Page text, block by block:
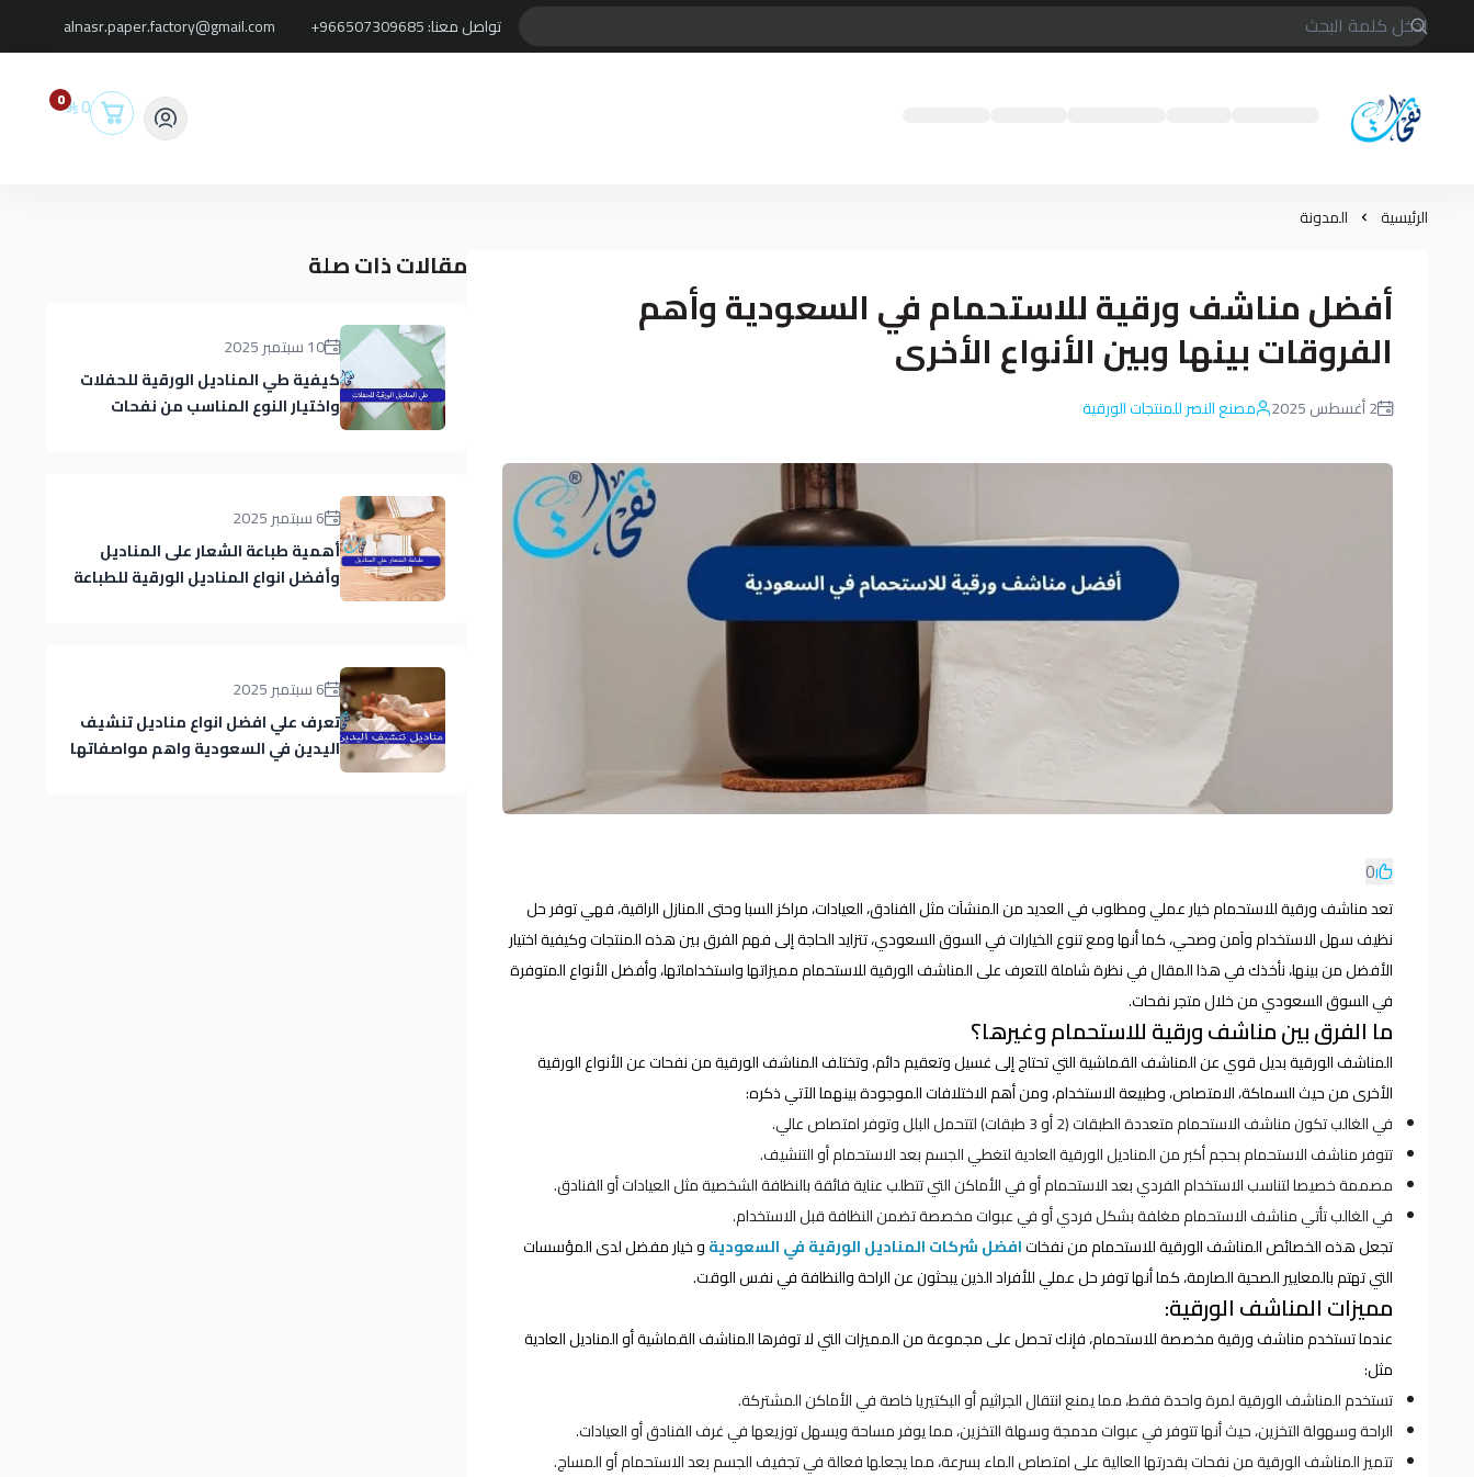
تواصل معنا:+966507309685
alnasr.paper.factory@gmail.com
متجر مناديل نفحات
0 0
الرئيسية المدونة
أفضل مناشف ورقية للاستحمام في السعودية وأهم
الفروقات بينها وبين الأنواع الأخرى
2 أغسطس 2025 مصنع النصر للمنتجات الورقية
0
تعد مناشف ورقية للاستحمام خيار عملي ومطلوب في العديد من المنشآت مثل الفنادق، العيادات، مراكز السبا وحتى المنازل الراقية، فهي توفر حل
نظيف سهل الاستخدام وآمن وصحي، كما أنها ومع تنوع الخيارات في السوق السعودي، تتزايد الحاجة إلى فهم الفرق بين هذه المنتجات وكيفية اختيار
الأفضل من بينها، نأخذك في هذا المقال في نظرة شاملة للتعرف على المناشف الورقية للاستحمام مميزاتها واستخداماتها، وأفضل الأنواع المتوفرة
في السوق السعودي من خلال متجر نفحات.
ما الفرق بين مناشف ورقية للاستحمام وغيرها؟
المناشف الورقية بديل قوي عن المناشف القماشية التي تحتاج إلى غسيل وتعقيم دائم، وتختلف المناشف الورقية من نفحات عن الأنواع الورقية
الأخرى من حيث السماكة، الامتصاص، وطبيعة الاستخدام، ومن أهم الاختلافات الموجودة بينهما الآتي ذكره:
في الغالب تكون مناشف الاستحمام متعددة الطبقات (2 أو 3 طبقات) لتتحمل البلل وتوفر امتصاص عالي.
تتوفر مناشف الاستحمام بحجم أكبر من المناديل الورقية العادية لتغطي الجسم بعد الاستحمام أو التنشيف.
مصممة خصيصا لتناسب الاستخدام الفردي بعد الاستحمام أو في الأماكن التي تتطلب عناية فائقة بالنظافة الشخصية مثل العيادات أو الفنادق.
في الغالب تأتي مناشف الاستحمام مغلفة بشكل فردي أو في عبوات مخصصة تضمن النظافة قبل الاستخدام.
تجعل هذه الخصائص المناشف الورقية للاستحمام من نفخاتافضل شركات المناديل الورقية في السعوديةو خيار مفضل لدى المؤسسات
التي تهتم بالمعايير الصحية الصارمة، كما أنها توفر حل عملي للأفراد الذين يبحثون عن الراحة والنظافة في نفس الوقت.
مميزات المناشف الورقية:
عندما تستخدم مناشف ورقية مخصصة للاستحمام، فإنك تحصل على مجموعة من المميزات التي لا توفرها المناشف القماشية أو المناديل العادية
مثل:
تستخدم المناشف الورقية لمرة واحدة فقط، مما يمنع انتقال الجراثيم أو البكتيريا خاصة في الأماكن المشتركة.
الراحة وسهولة التخزين، حيث أنها تتوفر في عبوات مدمجة وسهلة التخزين، مما يوفر مساحة ويسهل توزيعها في غرف الفنادق أو العيادات.
تتميز المناشف الورقية من نفحات بقدرتها العالية على امتصاص الماء بسرعة، مما يجعلها فعالة في تجفيف الجسم بعد الاستحمام أو المساج.
مقالات ذات صلة
10 سبتمبر 2025
كيفية طي المناديل الورقية للحفلات
واختيار النوع المناسب من نفحات
6 سبتمبر 2025
أهمية طباعة الشعار على المناديل
وأفضل انواع المناديل الورقية للطباعة
6 سبتمبر 2025
تعرف علي افضل انواع مناديل تنشيف
اليدين في السعودية واهم مواصفاتها